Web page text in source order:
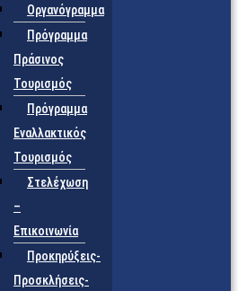
Οργανόγραμμα
Πρόγραμμα
Πράσινος
Τουρισμός
Πρόγραμμα
Εναλλακτικός
Τουρισμός
Στελέχωση
–
Επικοινωνία
Προκηρύξεις-
Προσκλήσεις-